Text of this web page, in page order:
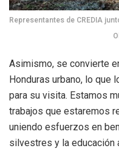
Representantes de CREDIA
Asimismo, se convierte
Honduras urbano, lo que
para su visita. Estamos
trabajos que estaremos
uniendo esfuerzos en
silvestres y la educación